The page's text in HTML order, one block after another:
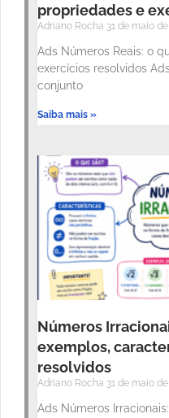
propriedades e
Adriano Rocha 31 de maio
Ads Números Reais: o
exercícios resolvidos
conjunto
Saiba mais »
Números
exemplos,
resolvidos
Adriano Rocha 31 de maio
Ads Números